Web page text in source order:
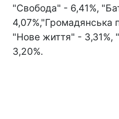
"Свобода" - 6,41%,
4,07%,"Громадянська
"Нове життя" - 3,31%,
3,20%.